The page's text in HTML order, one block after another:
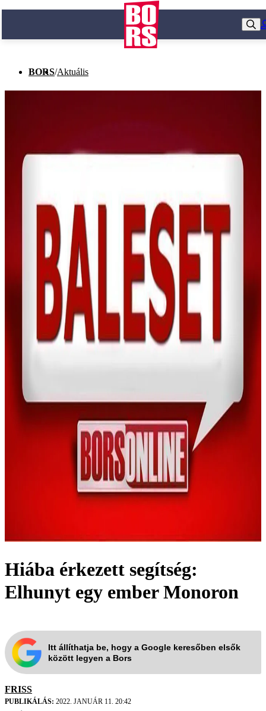
BORS/Aktuális
Hiába érkezett segítség:
Elhunyt egy ember Monoron
Itt állíthatja be, hogy a Google keresőben elsők
között legyen a Bors
FRISS
PUBLIKÁLÁS: 2022. JANUÁR 11. 20:42